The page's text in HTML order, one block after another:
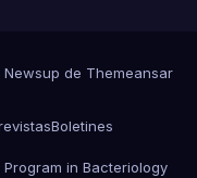
Newsup de Themeansar
Boletines
in Bacteriology